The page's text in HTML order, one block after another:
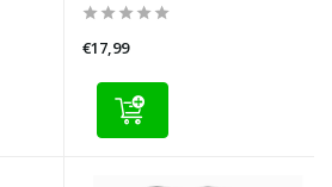
€17,99